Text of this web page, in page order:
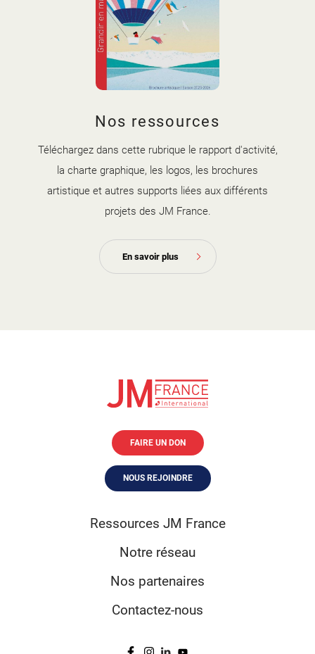
2025-2026.jpg
Nos ressources
Téléchargez dans cette rubrique le rapport d'activité,
la charte graphique, les logos, les brochures
artistique et autres supports liées aux différents
projets des JM France.
En savoir plus
FAIRE UN DON
NOUS REJOINDRE
Ressources JM France
Notre réseau
Nos partenaires
Contactez-nous